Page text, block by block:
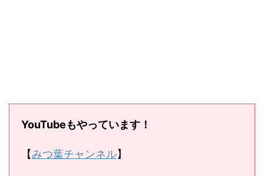
YouTubeもやっています！
【みつ葉チャンネル】